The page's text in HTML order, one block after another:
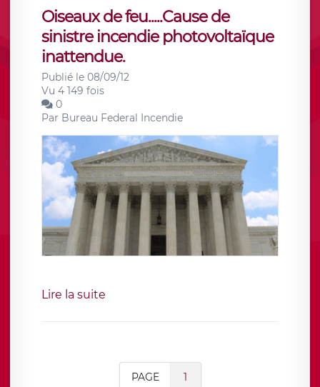
Oiseaux de feu.....Cause de
sinistre incendie photovoltaïque
inattendue.
Publié le 08/09/12
Vu 4 149 fois
0
Par Bureau Federal Incendie
Lire la suite
PAGE 1